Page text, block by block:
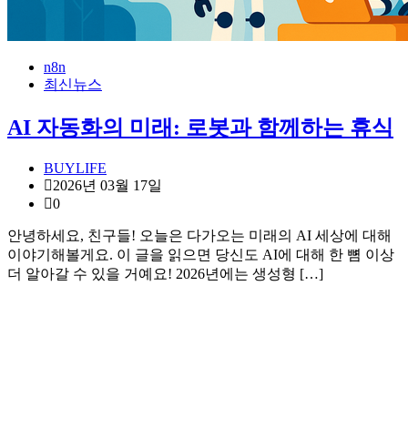
n8n
최신뉴스
AI 자동화의 미래: 로봇과 함께하는 휴식
BUYLIFE
2026년 03월 17일
0
안녕하세요, 친구들! 오늘은 다가오는 미래의 AI 세상에 대해
이야기해볼게요. 이 글을 읽으면 당신도 AI에 대해 한 뼘 이상
더 알아갈 수 있을 거예요! 2026년에는 생성형 […]